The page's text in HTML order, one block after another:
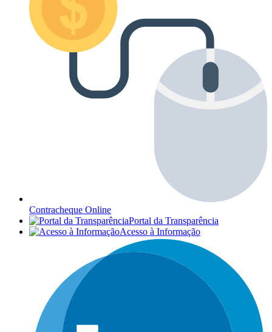
Contracheque Online
Portal da Transparência
Acesso à Informação